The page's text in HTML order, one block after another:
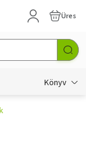
Üres
Könyv